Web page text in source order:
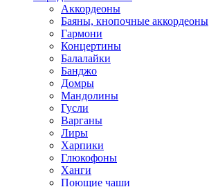
Аккордеоны
Баяны, кнопочные аккордеоны
Гармони
Концертины
Балалайки
Банджо
Домры
Мандолины
Гусли
Варганы
Лиры
Харпики
Глюкофоны
Ханги
Поющие чаши